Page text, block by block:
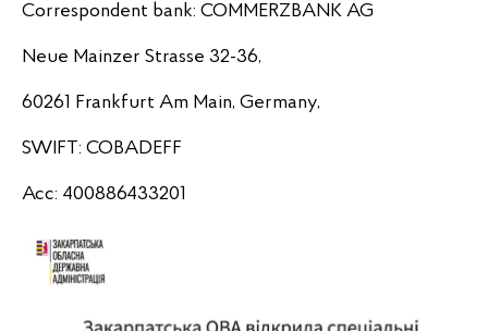
Correspondent bank: COMMERZBANK AG
Neue Mainzer Strasse 32-36,
60261 Frankfurt Am Main, Germany,
SWIFT: COBADEFF
Acc: 400886433201